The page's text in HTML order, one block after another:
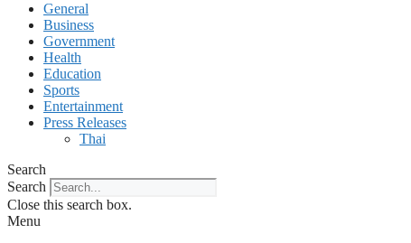
General
Business
Government
Health
Education
Sports
Entertainment
Press Releases
Thai
Search
Search
Close this search box.
Menu